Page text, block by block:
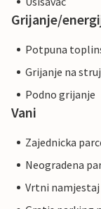
Grijanje/
Potpuna
Grijanje na
Podno grijanje
Vani
Zajednicka
Neogradena
Vrtni namjestaj